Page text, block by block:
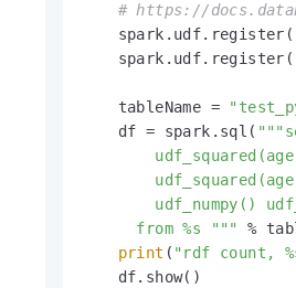
# https://
    spark.udf.register(
    spark.udf.register(
    tableName =
    df = spark.sql(
udf_numpy()
      from %s """
%
print ( "rdf count,
    df.show()